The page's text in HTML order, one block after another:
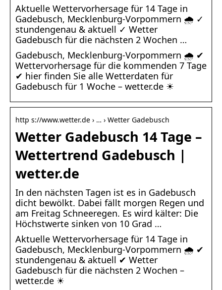
Aktuelle Wettervorhersage für 14 Tage in
Gadebusch, Mecklenburg-Vorpommern 🌧️ ✓
stundengenau & aktuell ✓ Wetter
Gadebusch für die nächsten 2 Wochen …
Gadebusch, Mecklenburg-Vorpommern 🌧️ ✔
Wettervorhersage für die kommenden 7 Tage
✔ hier finden Sie alle Wetterdaten für
Gadebusch für 1 Woche – wetter.de ☀
http s://www.wetter.de › … › Wetter Gadebusch
Wetter Gadebusch 14 Tage –
Wettertrend Gadebusch |
wetter.de
In den nächsten Tagen ist es in Gadebusch
dicht bewölkt. Dabei fällt morgen Regen und
am Freitag Schneeregen. Es wird kälter: Die
Höchstwerte sinken von 10 Grad …
Aktuelle Wettervorhersage für 14 Tage in
Gadebusch, Mecklenburg-Vorpommern 🌧️ ✔
stundengenau & aktuell ✔ Wetter
Gadebusch für die nächsten 2 Wochen –
wetter.de ☀